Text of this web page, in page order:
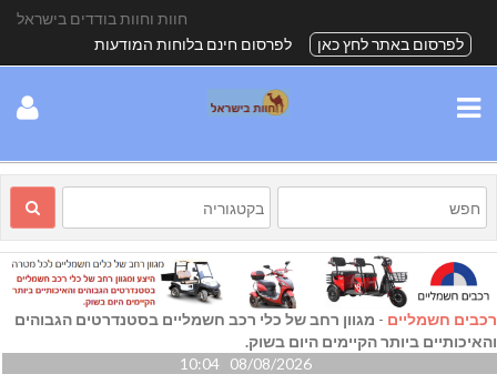
חוות וחוות בודדים בישראל
לפרסום באתר לחץ כאן
לפרסום חינם בלוחות המודעות
רכבים חשמליים - מגוון רחב של כלי רכב חשמליים בסטנדרטים הגבוהים
והאיכותיים ביותר הקיימים היום בשוק.
08/08/2026 10:04